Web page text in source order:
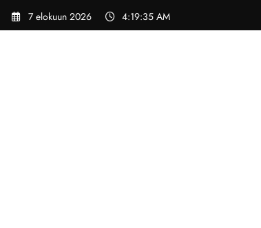
Skip
7 elokuun 2026 4:19:36 AM